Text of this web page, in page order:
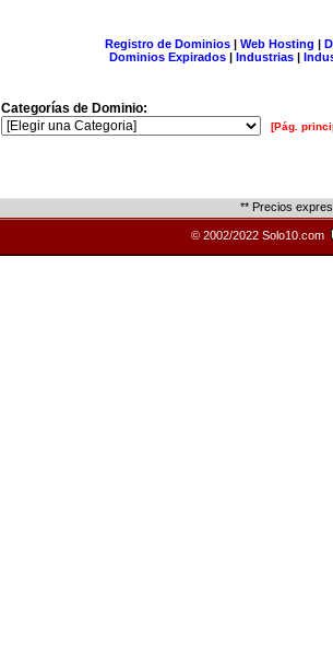
Registro de Dominios| Web Hosting |
Dominios Expirados | Industrias |
Categorías de Dominio:
[Pág.
** Precios
© 2002/2022 Solo10.com